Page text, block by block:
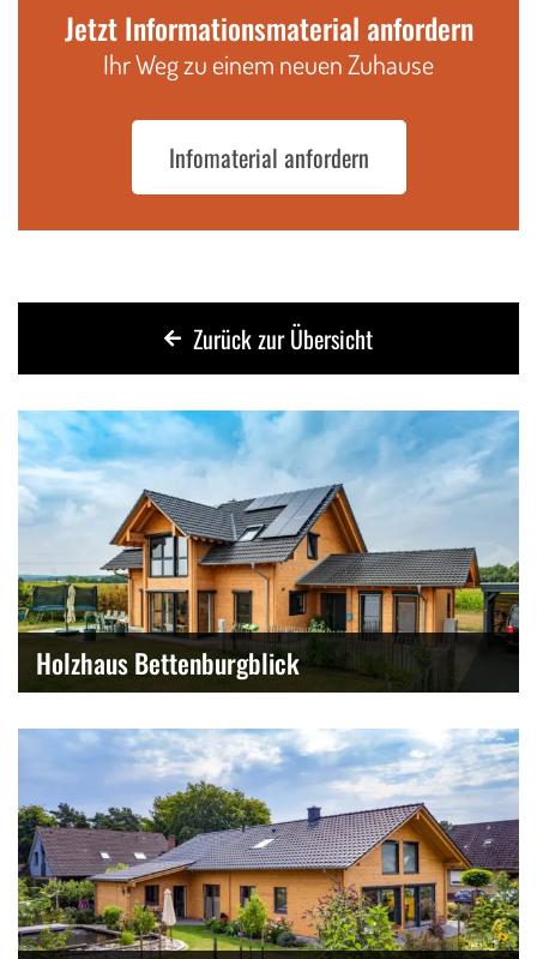
Jetzt Informationsmaterial anfordern
Ihr Weg zu einem neuen Zuhause
Infomaterial anfordern
Zurück zur Übersicht
Holzhaus Bettenburgblick